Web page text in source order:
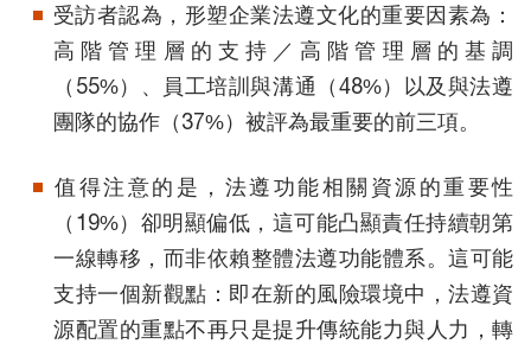
受訪者認為，形塑企業法遵文化的重要因素為：
高階管理層的支持／高階管理層的基調
（55%）、員工培訓與溝通（48%）以及與法遵
團隊的協作（37%）被評為最重要的前三項。
值得注意的是，法遵功能相關資源的重要性
（19%）卻明顯偏低，這可能凸顯責任持續朝第
一線轉移，而非依賴整體法遵功能體系。這可能
支持一個新觀點：即在新的風險環境中，法遵資
源配置的重點不再只是提升傳統能力與人力，轉